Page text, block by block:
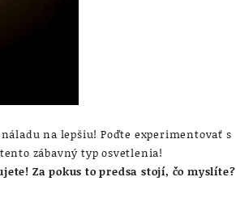
na lepšiu! Poďte experimentovať s
zábavný typ osvetlenia!
Za pokus to predsa stojí, čo myslíte?